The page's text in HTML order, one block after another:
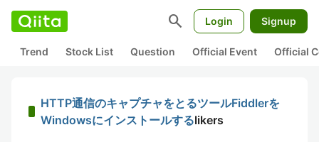
search Login Signup
Trend Stock List Question Official Event Official
HTTP通信のキャプチャをとるツールFiddlerを
Windowsにインストールするlikers